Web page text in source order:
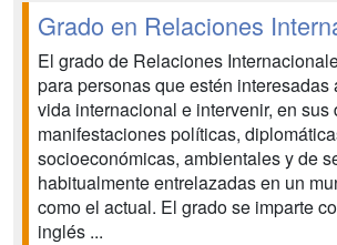
Grado en Relaciones
El grado de Relaciones
para personas que estén interesadas
vida internacional e intervenir, en sus
manifestaciones políticas,
socioeconómicas, ambientales y de
habitualmente entrelazadas en un
como el actual. El grado se imparte
inglés ...